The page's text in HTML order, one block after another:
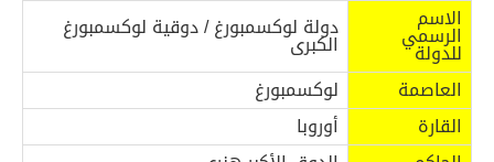
الاسم
الرسمي
للدولة
دولة لوكسمبورغ / دوقية لوكسمبورغ
الكبرى
العاصمة
لوكسمبورغ
القارة
أوروبا